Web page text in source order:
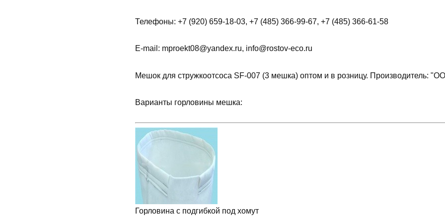
Телефоны: +7 (920) 659-18-03, +7 (485) 366-99-67, +7 (485) 366-61-58
E-mail: mproekt08@yandex.ru, info@rostov-eco.ru
Мешок для стружкоотсоса SF-007 (3 мешка) оптом и в розницу. Производитель:
Варианты горловины мешка:
Горловина с подгибкой под хомут